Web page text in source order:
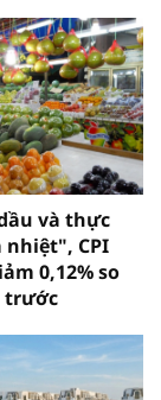
và thực
nhiệt", CPI
0,12% so
trước